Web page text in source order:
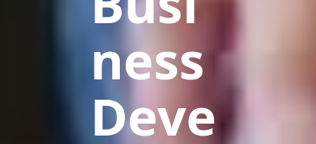
ness
Deve